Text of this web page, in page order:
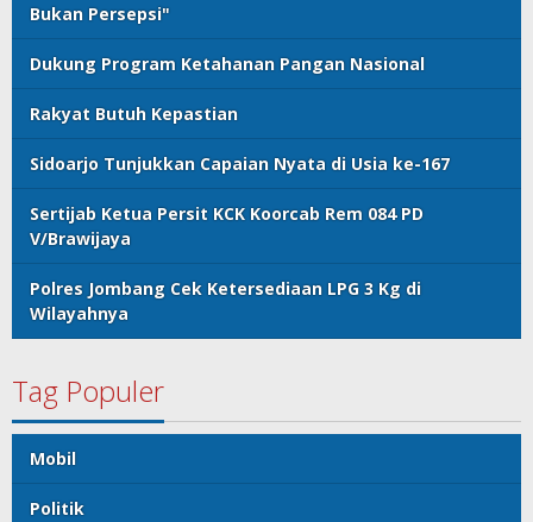
Bukan Persepsi"
Dukung Program Ketahanan Pangan Nasional
Rakyat Butuh Kepastian
Sidoarjo Tunjukkan Capaian Nyata di Usia ke-167
Sertijab Ketua Persit KCK Koorcab Rem 084 PD
V/Brawijaya
Polres Jombang Cek Ketersediaan LPG 3 Kg di
Wilayahnya
Tag Populer
Mobil
Politik